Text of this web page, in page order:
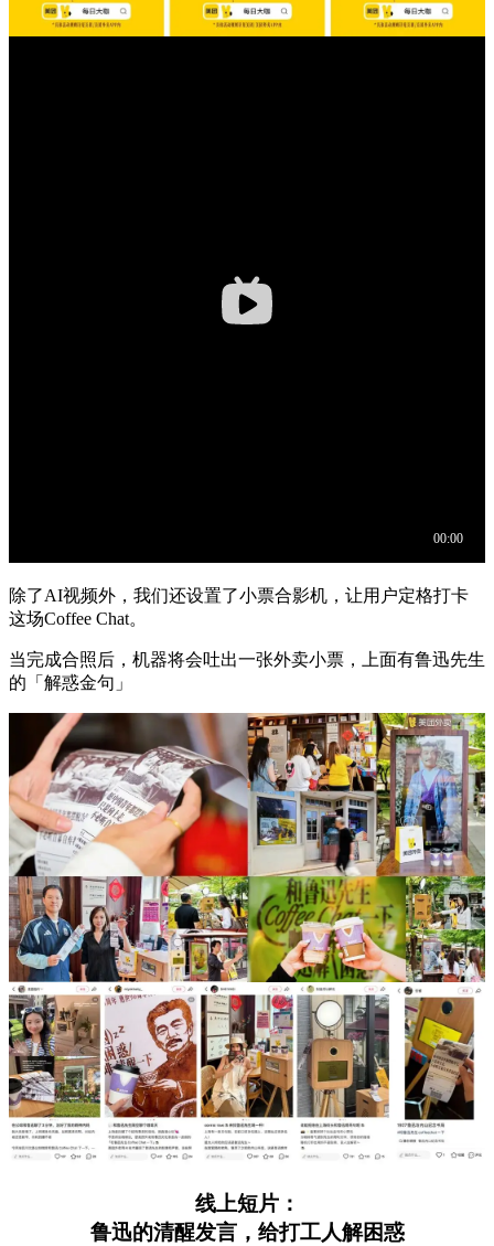
除了AI视频外，我们还设置了小票合影机，让用户定格打卡
这场Coffee Chat。
当完成合照后，机器将会吐出一张外卖小票，上面有鲁迅先生
的「解惑金句」
线上短片：
鲁迅的清醒发言，给打工人解困惑